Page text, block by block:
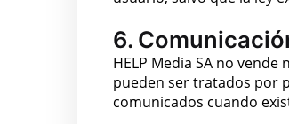
6.
HELP Media SA no
pueden ser tratados por
comunicados cuando